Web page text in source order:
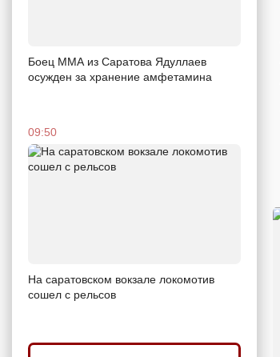
Боец ММА из Саратова Ядуллаев
осужден за хранение амфетамина
09:50
На саратовском вокзале локомотив
сошел с рельсов